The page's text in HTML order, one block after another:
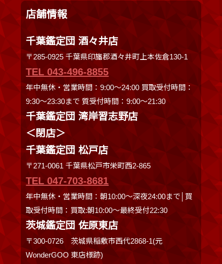
店舗情報
千葉鑑定団 酒々井店
〒285-0925 千葉県印旛郡酒々井町上本佐倉130-1
TEL 043-496-8855
年中無休・営業時間：9:00～24:00 買取受付時間：
9:30〜23:30まで 質受付時間：9:00～21:30
千葉鑑定団 湾岸習志野店
＜閉店＞
千葉鑑定団 松戸店
〒271-0061 千葉県松戸市栄町西2-865
TEL 047-703-8681
年中無休・営業時間：朝10:00～深夜24:00まで│買
取受付時間：買取:朝10:00～最終受付22:30
茨城鑑定団 佐原東店
〒300-0726 茨城県稲敷市西代2868-1(元
WonderGOO 東店様跡)